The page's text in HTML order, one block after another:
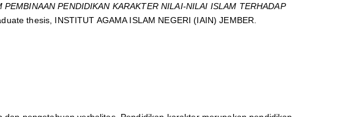
PEMBINAAN PENDIDIKAN KARAKTER NILAI-NILAI ISLAM TERHADAP
thesis, INSTITUT AGAMA ISLAM NEGERI (IAIN) JEMBER.